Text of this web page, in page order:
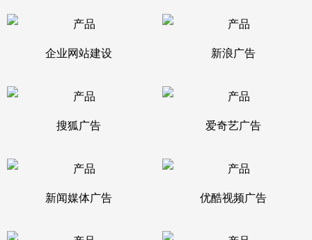
企业网站建设 新浪广告
搜狐广告 爱奇艺广告
新闻媒体广告 优酷视频广告